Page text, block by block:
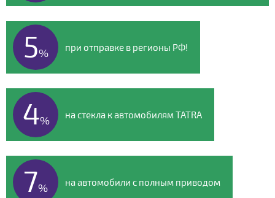
5% при отправке в регионы РФ!
4% на стекла к автомобилям TATRA
7% на автомобили с полным приводом